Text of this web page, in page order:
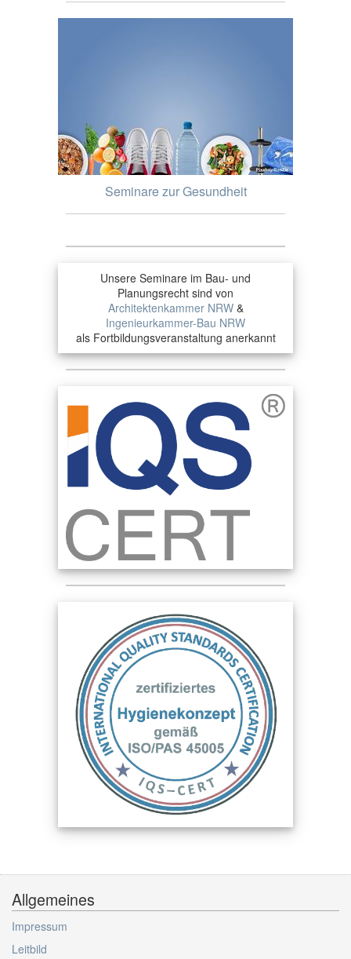
Seminare zur Gesundheit
Unsere Seminare im Bau- und
Planungsrecht sind von
Architektenkammer NRW&
Ingenieurkammer-Bau NRW
als Fortbildungsveranstaltung anerkannt
Allgemeines
Impressum
Leitbild